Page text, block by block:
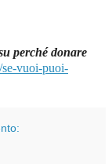
perché donare
vuoi-puoi-